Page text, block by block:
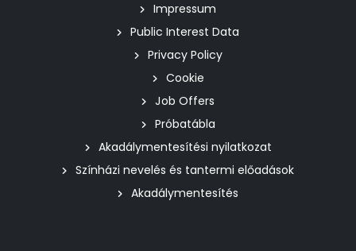
Impressum
Public Interest Data
Privacy Policy
Cookie
Job Offers
Próbatábla
Akadálymentesítési nyilatkozat
Színházi nevelés és tantermi előadások
Akadálymentesítés